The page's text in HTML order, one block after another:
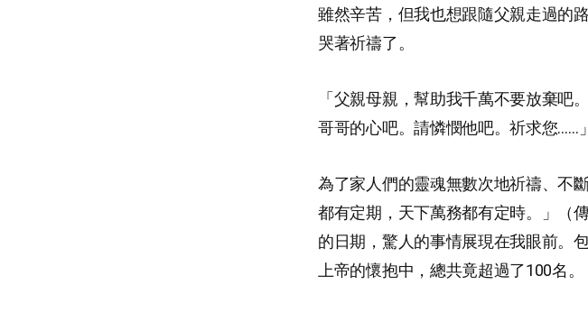
雖然辛苦，但我也想跟隨父親走過的
哭著祈禱了。
「父親母親，幫助我千萬不要放棄吧
哥哥的心吧。請憐憫他吧。祈求您……」
為了家人們的靈魂無數次地祈禱、不
都有定期，天下萬務都有定時。」（
的日期，驚人的事情展現在我眼前。
上帝的懷抱中，總共竟超過了100名。